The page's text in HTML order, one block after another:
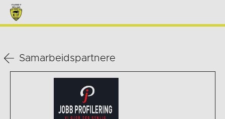
Samarbeidspartnere